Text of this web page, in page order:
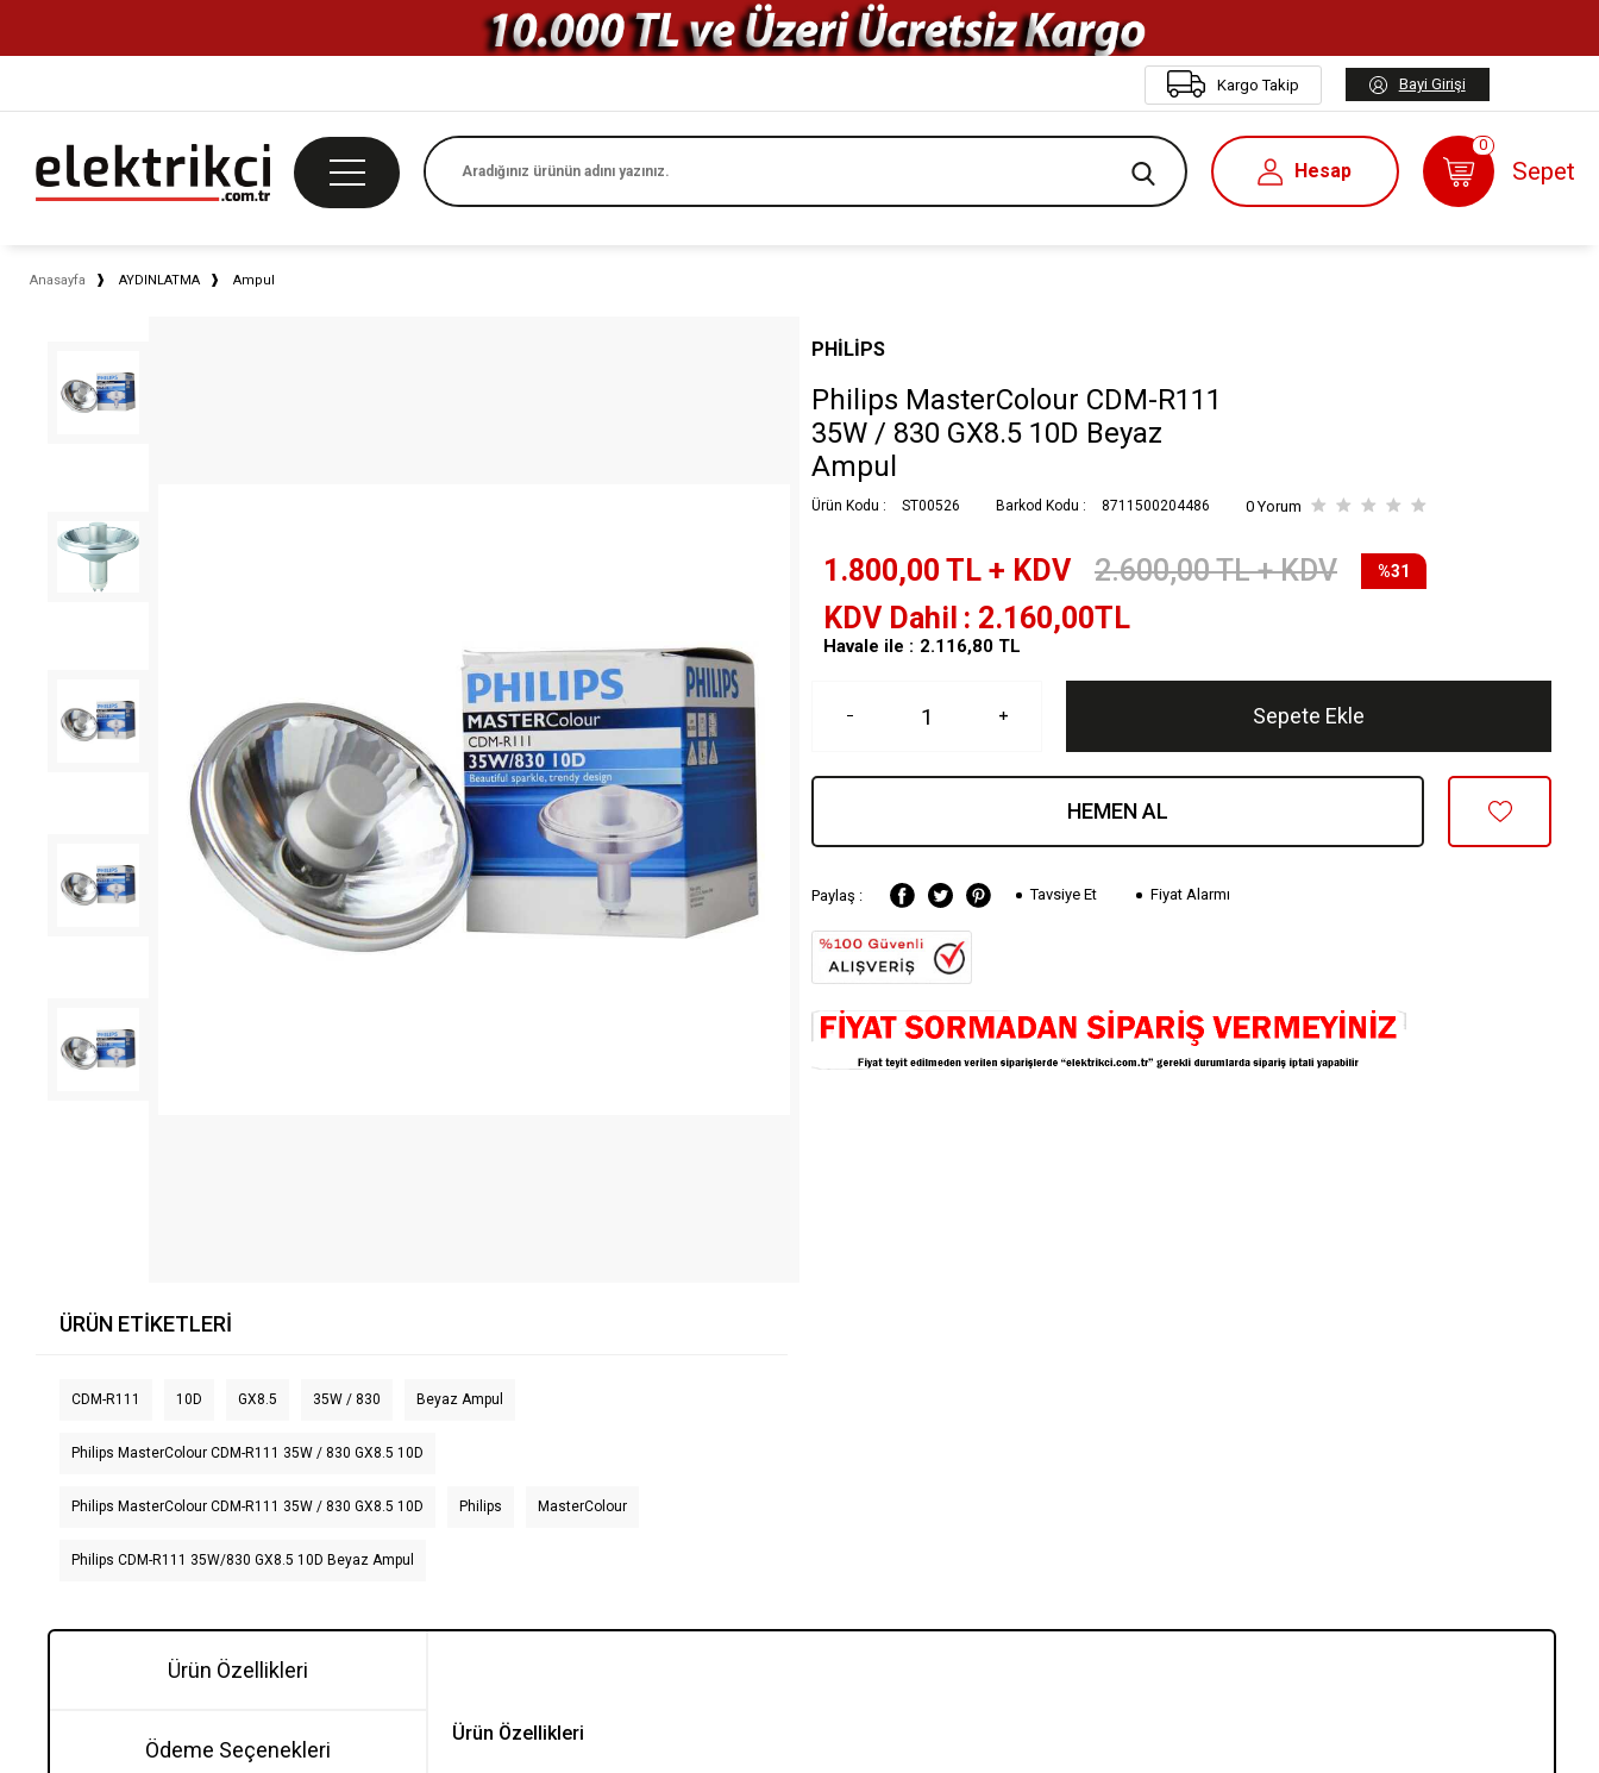
Kargo Takip Bayi Girişi
Hesap
0
Sepet
Anasayfa AYDINLATMA Ampul
ÜRÜN ETIKETLERI
CDM-R111 10D GX8.5 35W / 830 Beyaz Ampul
Philips MasterColour CDM-R111 35W / 830 GX8.5 10D
Philips MasterColour CDM-R111 35W / 830 GX8.5 10D Philips MasterColour
Philips CDM-R111 35W/830 GX8.5 10D Beyaz Ampul
PHILIPS
Philips MasterColour CDM-R111
35W / 830 GX8.5 10D Beyaz
Ampul
Ürün Kodu : ST00526 Barkod Kodu : 8711500204486 0 Yorum
1.800,00 TL + KDV 2.600,00TL + KDV %31
KDV Dahil 2.160,00TL
Havale ile : TL
2.116,80
Sepete Ekle
HEMEN AL
Paylaş : Tavsiye Et Fiyat Alarmı
Ürün Özellikleri
Ödeme Seçenekleri
Ürün Özellikleri